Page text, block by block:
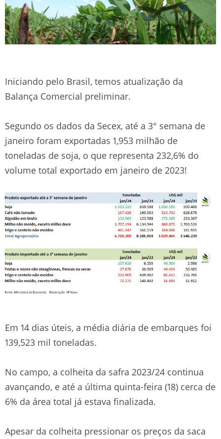
Iniciando pelo Brasil, temos atualização da
Balança Comercial preliminar.
Segundo os dados da Secex, até a 3° semana de
janeiro foram exportadas 1,953 milhão de
toneladas de soja, o que representa 232,6% do
volume total exportado em janeiro de 2023!
Em 14 dias úteis, a média diária de embarques foi
139,523 mil toneladas.
No campo, a colheita da safra 2023/24 continua
avançando, e até a última quinta-feira (18) cerca de
6% da área total já estava finalizada.
Apesar da colheita pressionar os preços da saca